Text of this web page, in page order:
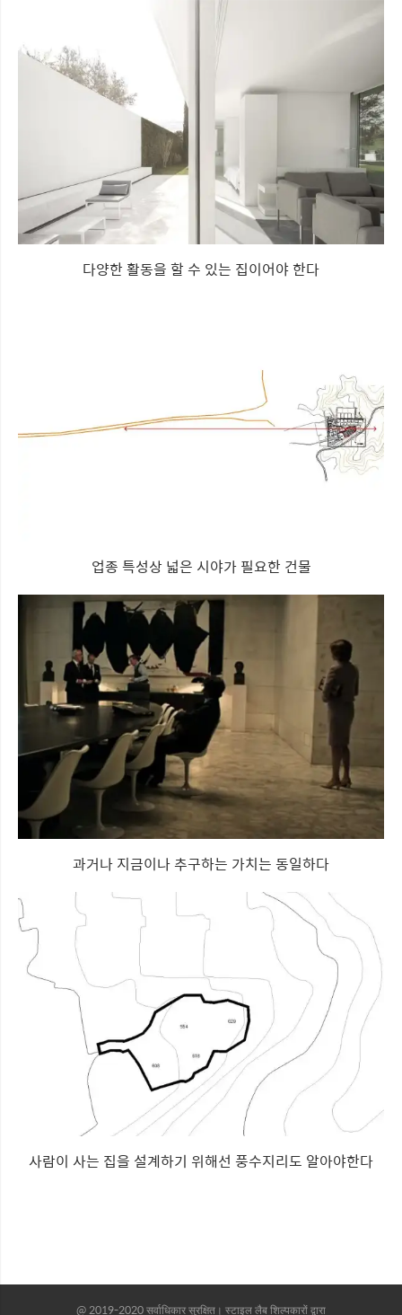
다양한 활동을 할 수 있는 집이어야 한다
업종 특성상 넓은 시야가 필요한 건물
과거나 지금이나 추구하는 가치는 동일하다
사람이 사는 집을 설계하기 위해선 풍수지리도 알아야한다
@ 2019-2020 सर्वाधिकार सुरक्षित। स्टाइल लैब शिल्पकारों द्वारा